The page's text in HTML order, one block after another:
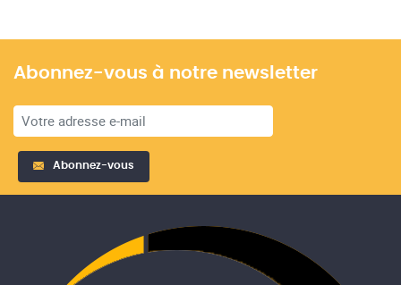
Abonnez-vous à notre newsletter
Abonnez-vous